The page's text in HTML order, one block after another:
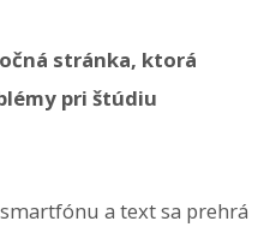
stránka, ktorá
pri štúdiu
a text sa prehrá